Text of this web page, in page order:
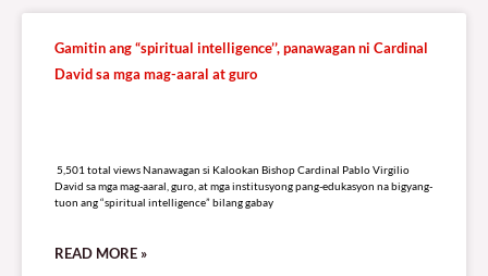
Gamitin ang “spiritual intelligence’’, panawagan ni Cardinal
David sa mga mag-aaral at guro
5,501 total views Nanawagan si Kalookan Bishop Cardinal Pablo Virgilio
David sa mga mag-aaral, guro, at mga institusyong pang-edukasyon na bigyang-
tuon ang “spiritual intelligence” bilang gabay
READ MORE »